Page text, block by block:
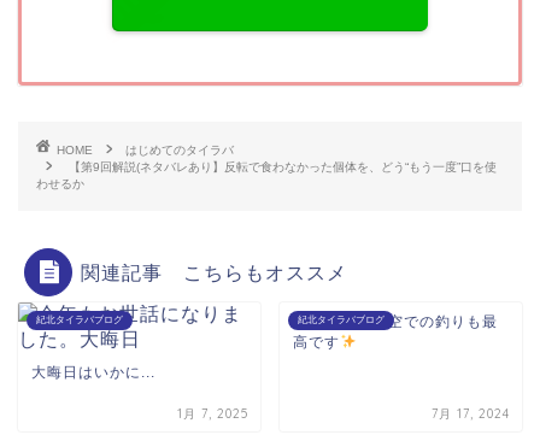
HOME
はじめてのタイラバ
【第9回解説(ネタバレあり】反転で食わなかった個体を、どう“もう一度”口を使
わせるか
関連記事 こちらもオススメ
紀北タイラバブログ
大晦日はいかに...
1月 7, 2025
紀北タイラバブログ
海の日
曇り空での釣りも最
高です
7月 17, 2024